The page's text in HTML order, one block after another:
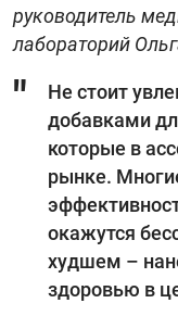
руководитель
лабораторий
Не стоит
добавками
которые в
рынке.
окажутся
худшем –
здоровью в